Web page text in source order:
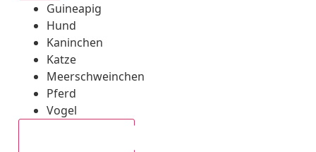
Guineapig
Hund
Kaninchen
Katze
Meerschweinchen
Pferd
Vogel